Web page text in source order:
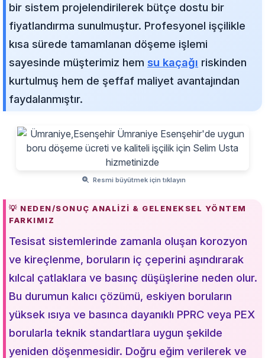
bir sistem projelendirilerek bütçe dostu bir
fiyatlandırma sunulmuştur. Profesyonel işçilikle
kısa sürede tamamlanan döşeme işlemi
sayesinde müşterimiz hem su kaçağı riskinden
kurtulmuş hem de şeffaf maliyet avantajından
faydalanmıştır.
Resmi büyütmek için tıklayın
💡 NEDEN/SONUÇ ANALIZI & GELENEKSEL YÖNTEM
FARKIMIZ
Tesisat sistemlerinde zamanla oluşan korozyon
ve kireçlenme, boruların iç çeperini aşındırarak
kılcal çatlaklara ve basınç düşüşlerine neden olur.
Bu durumun kalıcı çözümü, eskiyen boruların
yüksek ısıya ve basınca dayanıklı PPRC veya PEX
borularla teknik standartlara uygun şekilde
yeniden döşenmesidir. Doğru eğim verilerek ve